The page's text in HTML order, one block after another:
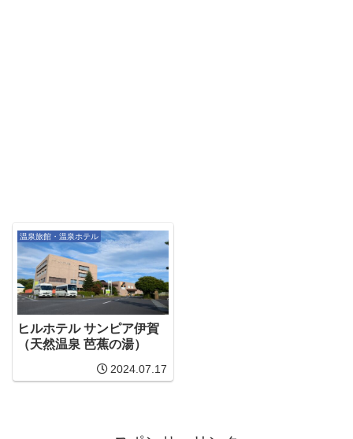
温泉旅館・温泉ホテル
ヒルホテル サンピア伊賀
（天然温泉 芭蕉の湯）
2024.07.17